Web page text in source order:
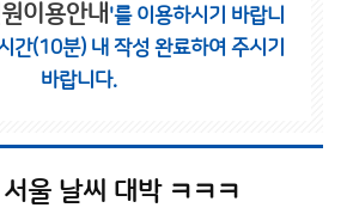
이용안내 '를 이용하시기 바랍니
간(10분) 내 작성 완료하여 주시기
바랍니다.
울 날씨 대박 ㅋㅋㅋ